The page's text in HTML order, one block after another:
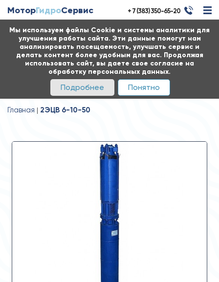
Мы используем файлы Cookie и системы аналитики для
улучшения работы сайта. Эти данные помогут нам
анализировать посещаемость, улучшать сервис и
делать контент более удобным для вас. Продолжая
использовать сайт, вы даете свое согласие на
обработку персональных данных.
Подробнее Понятно
МоторГидроСервис + 7 (383) 350-65-20
Главная 2ЭЦВ 6-10-50